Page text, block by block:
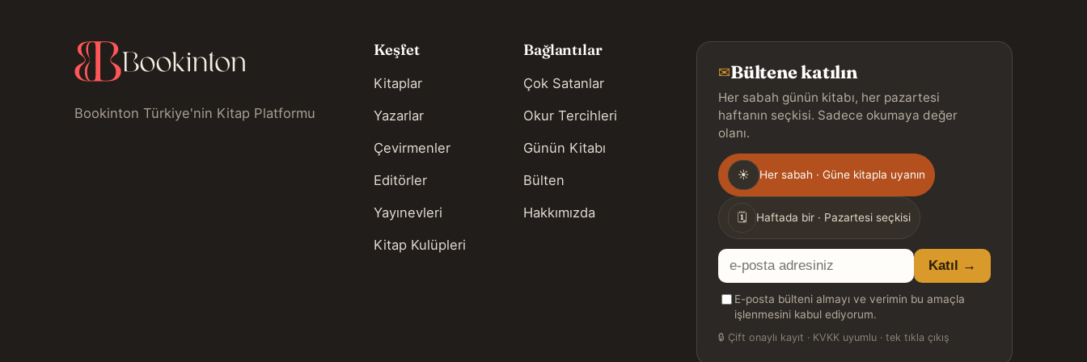
Bookinton Türkiye'nin Kitap Platformu
Keşfet
Kitaplar
Yazarlar
Çevirmenler
Editörler
Yayınevleri
Kitap Kulüpleri
Bağlantılar
Çok Satanlar
Okur Tercihleri
Günün Kitabı
Bülten
Hakkımızda
✉Bültene katılın
Her sabah günün kitabı, her pazartesi
haftanın seçkisi. Sadece okumaya değer
olanı.
Gönderim
sıklığı
☀ Her sabah · Güne kitapla uyanın
🗓 Haftada bir · Pazartesi seçkisi
E-
posta
adresiniz
Katıl →
E-posta bülteni almayı ve verimin bu amaçla
işlenmesini kabul ediyorum.
🔒 Çift onaylı kayıt · KVKK uyumlu · tek tıkla çıkış